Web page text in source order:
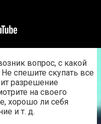
вопрос, с какой
спешите скупать все
разрешение
на своего
хорошо ли себя
и т. д.